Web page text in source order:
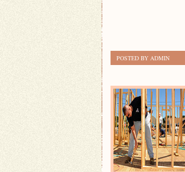
POSTED BY ADMIN